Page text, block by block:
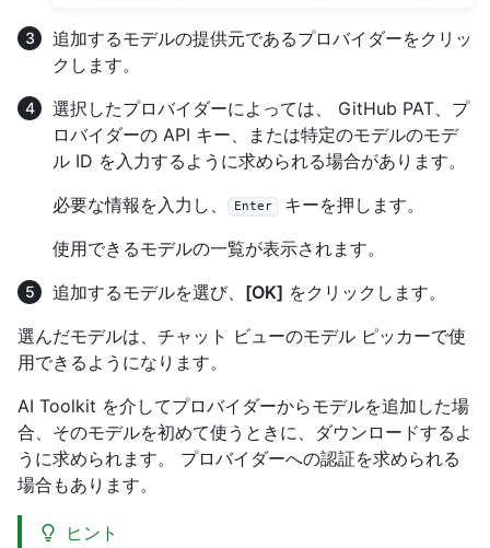
追加するモデルの提供元であるプロバイダーをクリッ
クします。
選択したプロバイダーによっては、 GitHub PAT、プ
ロバイダーの API キー、または特定のモデルのモデ
ル ID を入力するように求められる場合があります。
必要な情報を入力し、
Enter
キーを押します。
使用できるモデルの一覧が表示されます。
追加するモデルを選び、 [OK] をクリックします。
選んだモデルは、チャット ビューのモデル ピッカーで使
用できるようになります。
AI Toolkit を介してプロバイダーからモデルを追加した場
合、そのモデルを初めて使うときに、ダウンロードするよ
うに求められます。 プロバイダーへの認証を求められる
場合もあります。
ヒント